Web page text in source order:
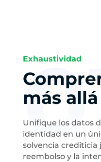
Exhaustividad
más
Unifique los datos
identidad en un
solvencia
reembolso y la